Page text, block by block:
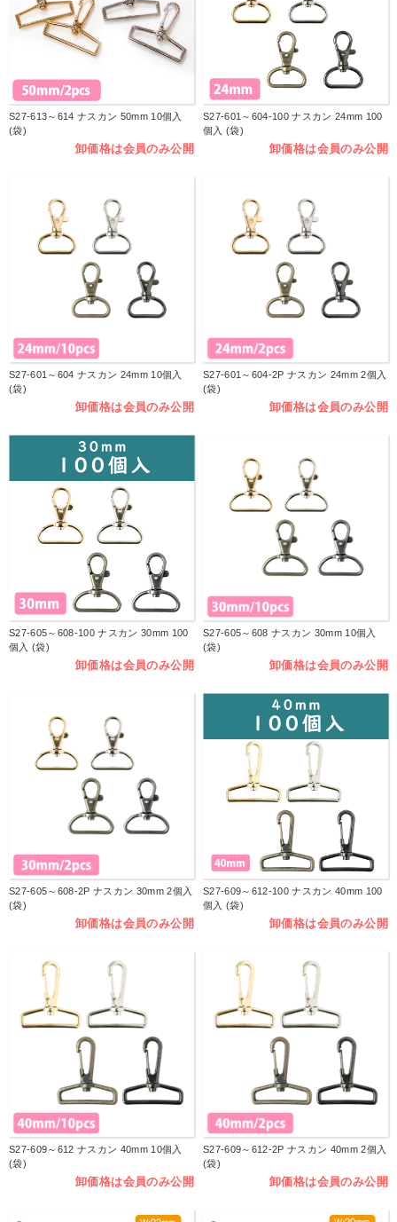
S27-613～614 ナスカン 50mm 10個入
(袋)
卸価格は会員のみ公開
S27-601～604-100 ナスカン 24mm 100
個入 (袋)
卸価格は会員のみ公開
S27-601～604 ナスカン 24mm 10個入
(袋)
卸価格は会員のみ公開
S27-601～604-2P ナスカン 24mm 2個入
(袋)
卸価格は会員のみ公開
S27-605～608-100 ナスカン 30mm 100
個入 (袋)
卸価格は会員のみ公開
S27-605～608 ナスカン 30mm 10個入
(袋)
卸価格は会員のみ公開
S27-605～608-2P ナスカン 30mm 2個入
(袋)
卸価格は会員のみ公開
S27-609～612-100 ナスカン 40mm 100
個入 (袋)
卸価格は会員のみ公開
S27-609～612 ナスカン 40mm 10個入
(袋)
卸価格は会員のみ公開
S27-609～612-2P ナスカン 40mm 2個入
(袋)
卸価格は会員のみ公開